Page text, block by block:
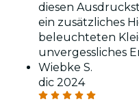
diesen
ein zusätzliches
beleuchteten
unvergessliches
Wiebke S.
dic 2024